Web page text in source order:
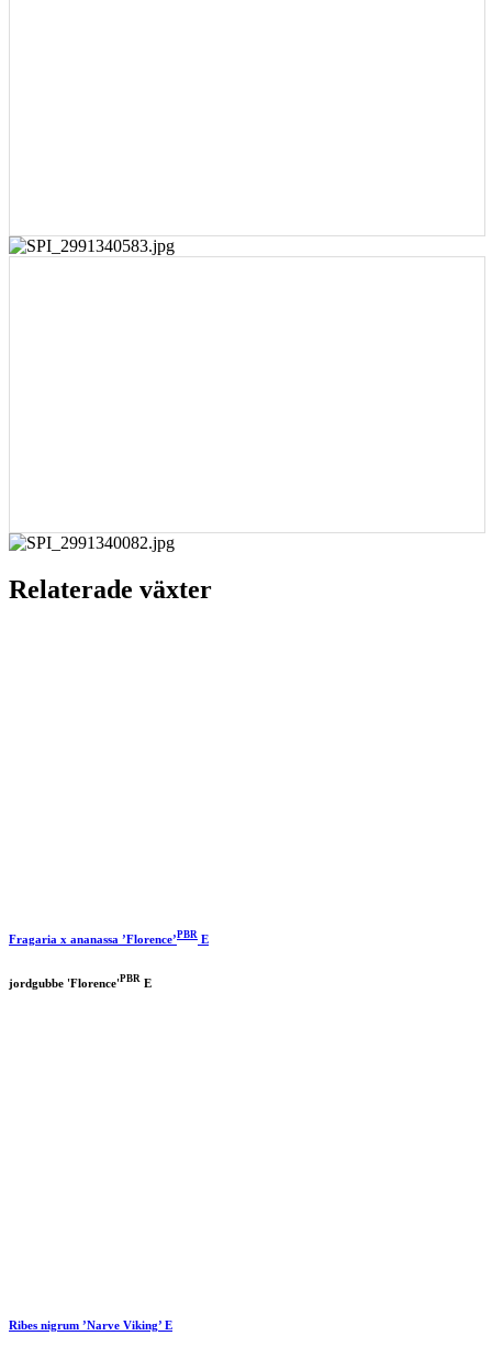
Relaterade växter
Fragaria x ananassa ’Florence’PBR E
jordgubbe 'Florence'PBR E
Ribes nigrum ’Narve Viking’ E